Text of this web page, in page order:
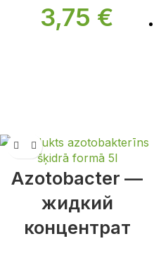
3,75 €
Аzotobacter —
жидкий
концентрат